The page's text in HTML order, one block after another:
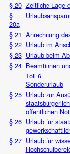
§ 20 Zeitliche Lage
§
20a
§ 21 Anrechnung
§ 22 Urlaub im
§ 23 Urlaub beim
§ 24 Beamtinnen
Teil 6
Sonderurlaub
§ 25 Urlaub zur
öffentlichen
§ 26 Urlaub für
§ 27 Urlaub für